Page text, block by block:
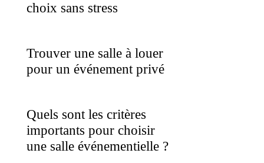
choix sans stress
Trouver une salle à louer
pour un événement privé
Quels sont les critères
importants pour choisir
une salle événementielle ?